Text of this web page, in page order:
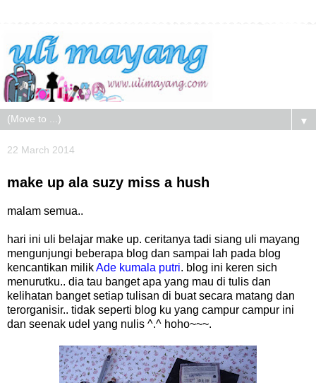
▼
22 March 2014
make up ala suzy miss a hush
malam semua..
hari ini uli belajar make up. ceritanya tadi siang uli mayang
mengunjungi beberapa blog dan sampai lah pada blog
kencantikan milikAde kumala putri. blog ini keren sich
menurutku.. dia tau banget apa yang mau di tulis dan
kelihatan banget setiap tulisan di buat secara matang dan
terorganisir.. tidak seperti blog ku yang campur campur ini
dan seenak udel yang nulis ^.^ hoho~~~.